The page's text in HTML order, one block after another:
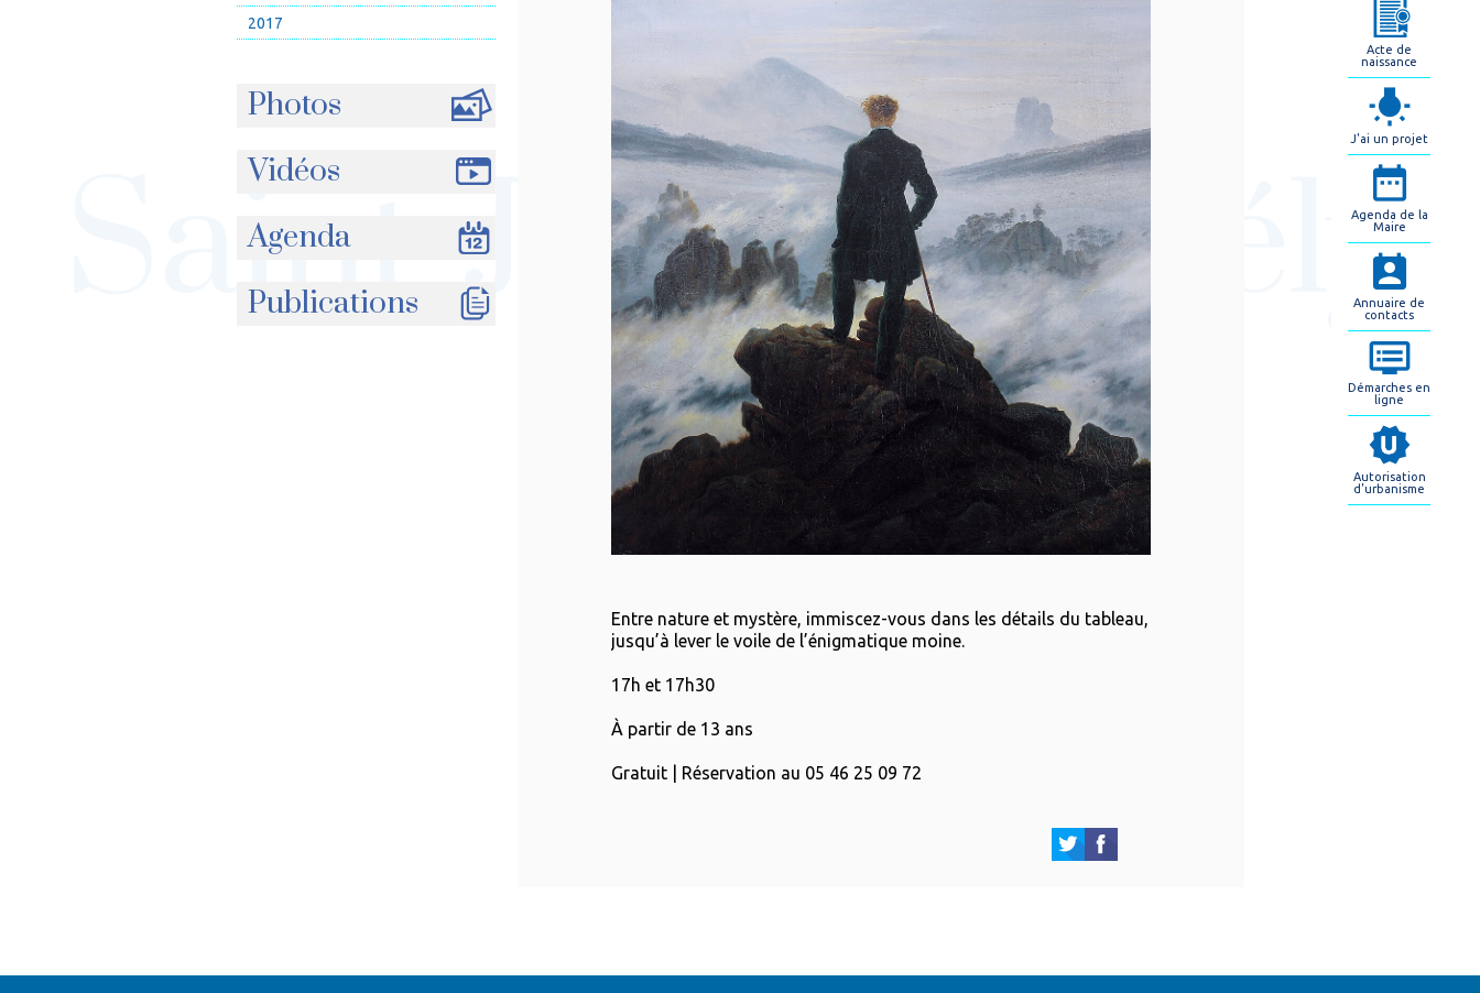
2017
Photos
Vidéos
Agenda
Publications
Entre nature et mystère, immiscez-vous dans les détails du tableau,
jusqu’à lever le voile de l’énigmatique moine.
17h et 17h30
À partir de 13 ans
Gratuit | Réservation au 05 46 25 09 72
Acte de
naissance
J'ai un projet
Agenda de la
Maire
Annuaire de
contacts
Démarches en
ligne
Autorisation
d'urbanisme